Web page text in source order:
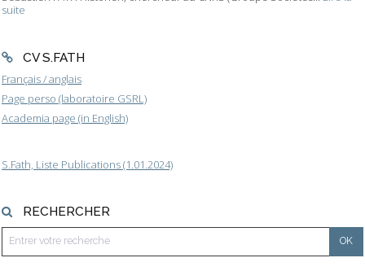
suite
CV S.FATH
Français / anglais
Page perso (laboratoire GSRL)
Academia page (in English)
S.Fath, Liste Publications (1.01.2024)
RECHERCHER